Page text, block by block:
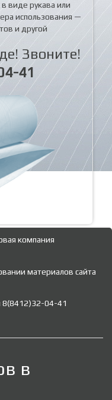
виде рукава или
использования —
и другой
Звоните!
41
компания
материалов сайта
8(8412)32-04-41
в